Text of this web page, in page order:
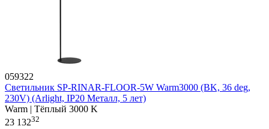
059322
Светильник SP-RINAR-FLOOR-5W Warm3000 (BK, 36 deg,
230V) (Arlight, IP20 Металл, 5 лет)
Warm | Тёплый 3000 K
23 13232